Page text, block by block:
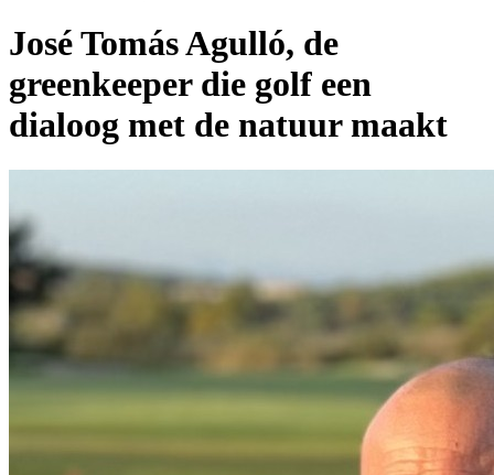
José Tomás Agulló, de
greenkeeper die golf een
dialoog met de natuur maakt